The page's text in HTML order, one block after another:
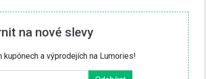
na nové slevy
a výprodejích na Lumories!